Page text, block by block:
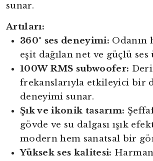
sunar.
Artıları:
360° ses deneyimi: Odanın
eşit dağılan net ve güçlü
100W RMS subwoofer:
frekanslarıyla etkileyici bir
deneyimi sunar.
Şık ve ikonik tasarım:
gövde ve su dalgası ışık
modern hem sanatsal bir
Yüksek ses kalitesi: